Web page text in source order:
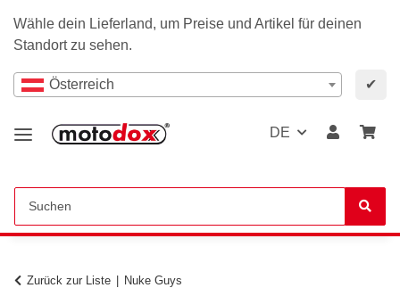
Wähle dein Lieferland, um Preise und Artikel für deinen
Standort zu sehen.
Österreich ✔
DE
Zurück zur Liste Nuke Guys